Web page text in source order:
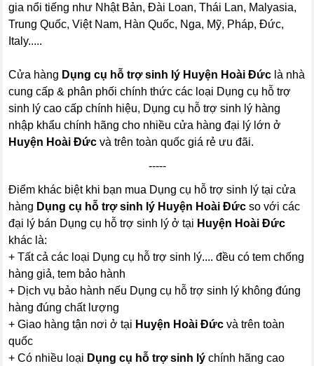
gia nổi tiếng như Nhật Bản, Đài Loan, Thái Lan, Malyasia,
Trung Quốc, Việt Nam, Hàn Quốc, Nga, Mỹ, Pháp, Đức,
Italy.....
Cửa hàng Dụng cụ hỗ trợ sinh lý Huyện Hoài Đức là nhà
cung cấp & phân phối chính thức các loại Dụng cụ hỗ trợ
sinh lý cao cấp chính hiệu, Dụng cụ hỗ trợ sinh lý hàng
nhập khẩu chính hãng cho nhiều cửa hàng đại lý lớn ở
Huyện Hoài Đức và trên toàn quốc giá rẻ ưu đãi.
-----
Điểm khác biệt khi bạn mua Dụng cụ hỗ trợ sinh lý tại cửa
hàng Dụng cụ hỗ trợ sinh lý Huyện Hoài Đức so với các
đại lý bán Dụng cụ hỗ trợ sinh lý ở tại Huyện Hoài Đức
khác là:
+ Tất cả các loại Dụng cụ hỗ trợ sinh lý.... đều có tem chống
hàng giả, tem bảo hành
+ Dịch vụ bảo hành nếu Dụng cụ hỗ trợ sinh lý không đúng
hàng đúng chất lượng
+ Giao hàng tận nơi ở tại Huyện Hoài Đức và trên toàn
quốc
+ Có nhiều loại Dụng cụ hỗ trợ sinh lý chính hãng cao